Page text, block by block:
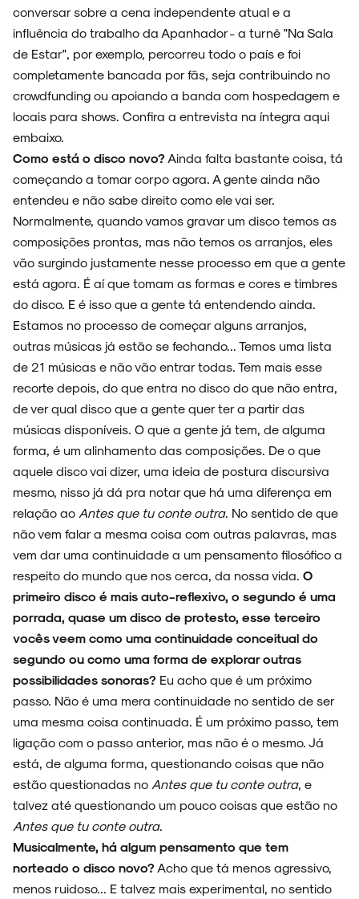
ARQUIVO
ENTREVISTAS
ESPECIAIS
FAIXA A FAIXA
NOVIDADES
conversar sobre a cena independente atual e a
influência do trabalho da Apanhador - a turnê "Na Sala
de Estar", por exemplo, percorreu todo o país e foi
completamente bancada por fãs, seja contribuindo no
crowdfunding ou apoiando a banda com hospedagem e
locais para shows. Confira a entrevista na íntegra aqui
embaixo.
Como está o disco novo? Ainda falta bastante coisa, tá
começando a tomar corpo agora. A gente ainda não
entendeu e não sabe direito como ele vai ser.
Normalmente, quando vamos gravar um disco temos as
composições prontas, mas não temos os arranjos, eles
vão surgindo justamente nesse processo em que a gente
está agora. É aí que tomam as formas e cores e timbres
do disco. E é isso que a gente tá entendendo ainda.
Estamos no processo de começar alguns arranjos,
outras músicas já estão se fechando... Temos uma lista
de 21 músicas e não vão entrar todas. Tem mais esse
recorte depois, do que entra no disco do que não entra,
de ver qual disco que a gente quer ter a partir das
músicas disponíveis. O que a gente já tem, de alguma
forma, é um alinhamento das composições. De o que
aquele disco vai dizer, uma ideia de postura discursiva
mesmo, nisso já dá pra notar que há uma diferença em
relação ao Antes que tu conte outra. No sentido de que
não vem falar a mesma coisa com outras palavras, mas
vem dar uma continuidade a um pensamento filosófico a
respeito do mundo que nos cerca, da nossa vida. O
primeiro disco é mais auto-reflexivo, o segundo é uma
porrada, quase um disco de protesto, esse terceiro
vocês veem como uma continuidade conceitual do
segundo ou como uma forma de explorar outras
possibilidades sonoras? Eu acho que é um próximo
passo. Não é uma mera continuidade no sentido de ser
uma mesma coisa continuada. É um próximo passo, tem
ligação com o passo anterior, mas não é o mesmo. Já
está, de alguma forma, questionando coisas que não
estão questionadas no Antes que tu conte outra, e
talvez até questionando um pouco coisas que estão no
Antes que tu conte outra.
Musicalmente, há algum pensamento que tem
norteado o disco novo? Acho que tá menos agressivo,
menos ruidoso... E talvez mais experimental, no sentido